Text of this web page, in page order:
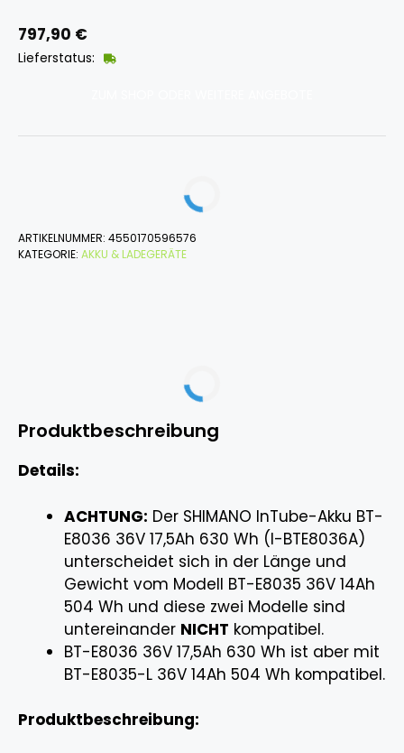
797,90 €
Lieferstatus:
ARTIKELNUMMER: 4550170596576
KATEGORIE: AKKU & LADEGERÄTE
Produktbeschreibung
Details:
ACHTUNG: Der SHIMANO InTube-Akku BT-
E8036 36V 17,5Ah 630 Wh (I-BTE8036A)
unterscheidet sich in der Länge und
Gewicht vom Modell BT-E8035 36V 14Ah
504 Wh und diese zwei Modelle sind
untereinander NICHT kompatibel.
BT-E8036 36V 17,5Ah 630 Wh ist aber mit
BT-E8035-L 36V 14Ah 504 Wh kompatibel.
Produktbeschreibung: